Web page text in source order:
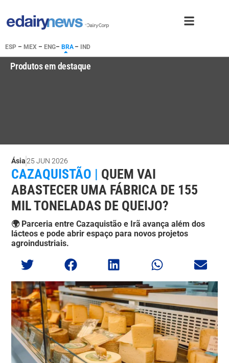
ESP – MEX – ENG– BRA– IND
Produtos em destaque
Ásia 25 JUN 2026
CAZAQUISTÃO | QUEM VAI
ABASTECER UMA FÁBRICA DE 155
MIL TONELADAS DE QUEIJO?
🌍 Parceria entre Cazaquistão e Irã avança além dos
lácteos e pode abrir espaço para novos projetos
agroindustriais.